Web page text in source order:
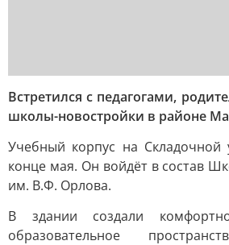
Встретился с педагогами,
школы-новостройки в районе
Учебный корпус на Складочной
конце мая. Он войдёт в состав
им. В.Ф. Орлова.
В здании создали
образовательное